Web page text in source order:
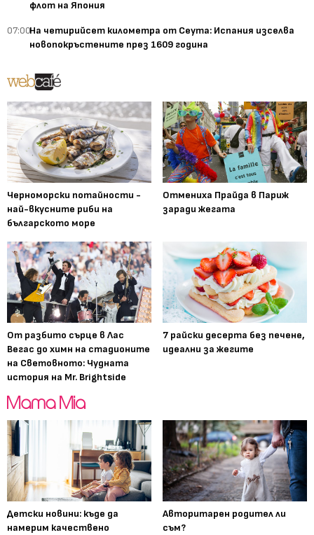
флот на Япония
07:00На четирийсет километра от Сеута: Испания изселва
новопокръстените през 1609 година
Черноморски потайности -
най-вкусните риби на
българското море
Отмениха Прайда в Париж
заради жегата
От разбито сърце в Лас
Вегас до химн на стадионите
на Световното: Чудната
история на Mr. Brightside
7 райски десерта без печене,
идеални за жегите
Детски новини: къде да
намерим качествено
Авторитарен родител ли
съм?